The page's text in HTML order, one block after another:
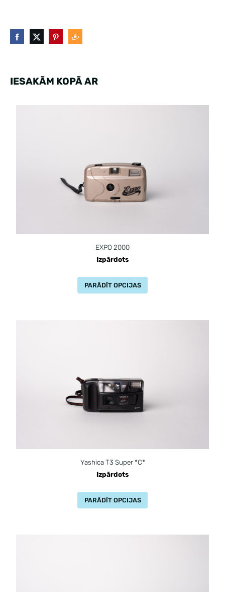
IESAKĀM KOPĀ AR
EXPO 2000
Izpārdots
PARĀDĪT OPCIJAS
Yashica T3 Super *C*
Izpārdots
PARĀDĪT OPCIJAS